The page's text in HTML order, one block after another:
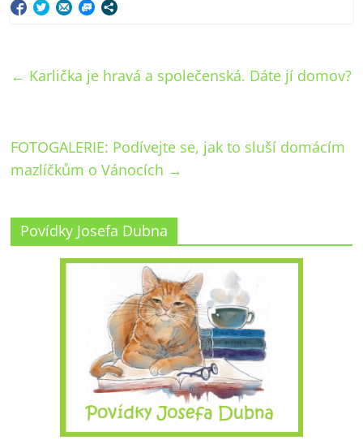
← Karlička je hravá a společenská. Dáte jí domov?
FOTOGALERIE: Podívejte se, jak to sluší domácím
mazlíčkům o Vánocích →
Povídky Josefa Dubna